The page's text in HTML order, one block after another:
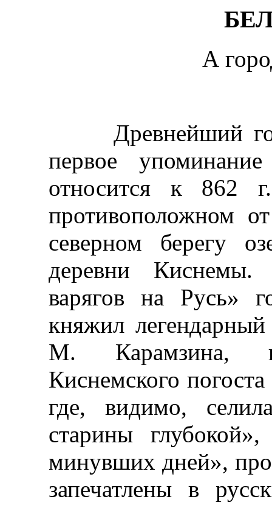
А
Древнейший
первое
относится к 862
противоположном
северном берегу
деревни Киснемы.
варягов на Русь»
княжил
М. Карамзина,
Киснемского
где, видимо,
старины
минувших дней»,
запечатлены в